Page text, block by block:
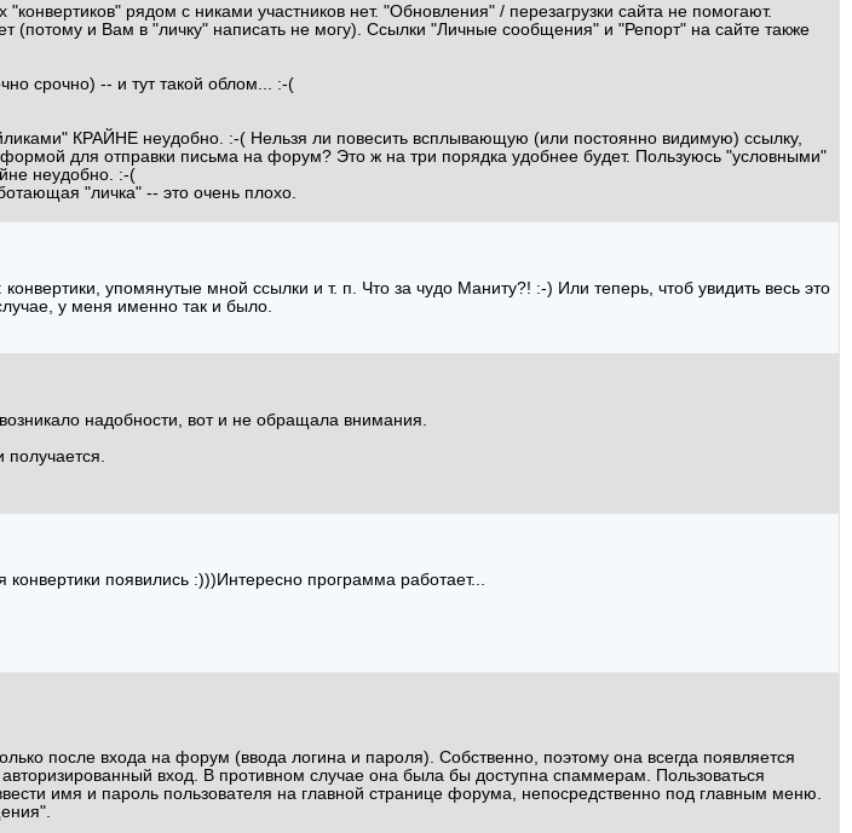
рядом с никами участников нет. "Обновления" / перезагрузки сайта не помогают.
(потому и Вам в "личку" написать не могу). Ссылки "Личные сообщения" и "Репорт" на сайте также
срочно) -- и тут такой облом... :-(
КРАЙНЕ неудобно. :-( Нельзя ли повесить всплывающую (или постоянно видимую) ссылку,
для отправки письма на форум? Это ж на три порядка удобнее будет. Пользуюсь "условными"
неудобно. :-(
"личка" -- это очень плохо.
упомянутые мной ссылки и т. п. Что за чудо Маниту?! :-) Или теперь, чтоб увидить весь это
у меня именно так и было.
надобности, вот и не обращала внимания.
появились :)))Интересно программа работает...
после входа на форум (ввода логина и пароля). Собственно, поэтому она всегда появляется
вход. В противном случае она была бы доступна спаммерам. Пользоваться
имя и пароль пользователя на главной странице форума, непосредственно под главным меню.